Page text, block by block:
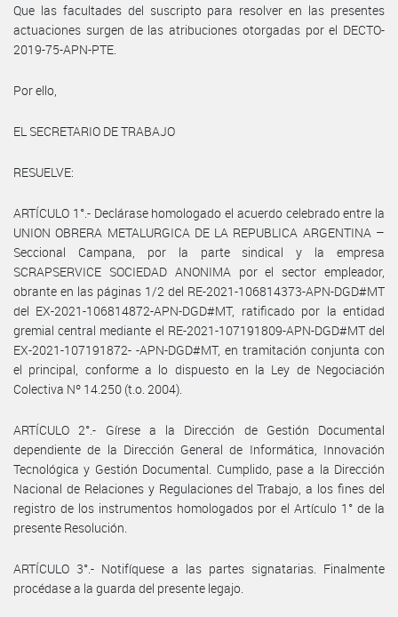
Que las facultades del suscripto para resolver en las presentes
actuaciones surgen de las atribuciones otorgadas por el DECTO-
2019-75-APN-PTE.
Por ello,
EL SECRETARIO DE TRABAJO
RESUELVE:
ARTÍCULO 1°.- Declárase homologado el acuerdo celebrado entre la
UNION OBRERA METALURGICA DE LA REPUBLICA ARGENTINA –
Seccional Campana, por la parte sindical y la empresa
SCRAPSERVICE SOCIEDAD ANONIMA por el sector empleador,
obrante en las páginas 1/2 del RE-2021-106814373-APN-DGD#MT
del EX-2021-106814872-APN-DGD#MT, ratificado por la entidad
gremial central mediante el RE-2021-107191809-APN-DGD#MT del
EX-2021-107191872- -APN-DGD#MT, en tramitación conjunta con
el principal, conforme a lo dispuesto en la Ley de Negociación
Colectiva Nº 14.250 (t.o. 2004).
ARTÍCULO 2°.- Gírese a la Dirección de Gestión Documental
dependiente de la Dirección General de Informática, Innovación
Tecnológica y Gestión Documental. Cumplido, pase a la Dirección
Nacional de Relaciones y Regulaciones del Trabajo, a los fines del
registro de los instrumentos homologados por el Artículo 1° de la
presente Resolución.
ARTÍCULO 3°.- Notifíquese a las partes signatarias. Finalmente
procédase a la guarda del presente legajo.